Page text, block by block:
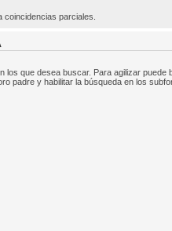
coincidencias parciales.
los que desea buscar. Para agilizar puede
padre y habilitar la búsqueda en los